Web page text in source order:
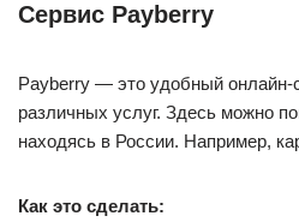
Сервис Payberry
Payberry — это удобный онлайн-
различных услуг. Здесь можно
находясь в России. Например,
Как это сделать: